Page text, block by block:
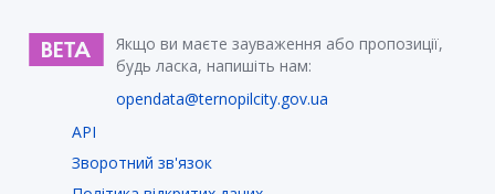
Якщо ви маєте зауваження або пропозиції,
будь ласка, напишіть нам:
opendata@ternopilcity.gov.ua
API
Зворотний зв'язок